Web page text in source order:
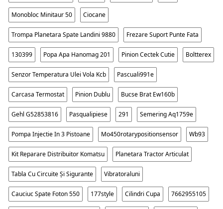
Monobloc Minitaur 50 Ciocane
Trompa Planetara Spate Landini 9880 Frezare Suport Punte Fata
130399 Popa Apa Hanomag 201 Pinion Cectek Cutie Boltterex
Senzor Temperatura Ulei Vola Kcb Pascuali991e
Carcasa Termostat Pinion Dublu Bucse Brat Ew160b
Gehl G52853816 Pasqualipiese 291 Semering Aq1759e
Pompa Injectie In 3 Pistoane Mo450rotarypositionsensor Wb93
Kit Reparare Distribuitor Komatsu Planetara Tractor Articulat
Tabla Cu Circuite Și Sigurante Vibratoraluni
Cauciuc Spate Foton 550 177style Cilindri Cupa 7662955105